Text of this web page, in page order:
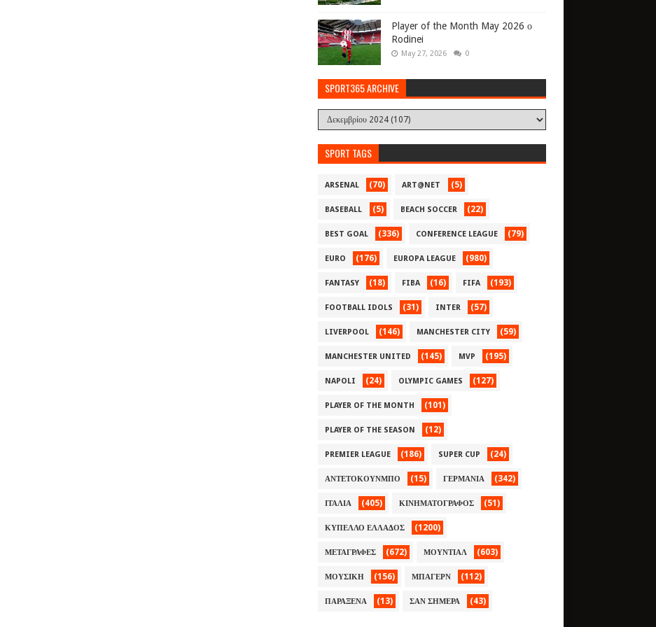
Player of the Month May 2026 ο
Rodinei
May 27, 2026 0
SPORT365 ARCHIVE
SPORT TAGS
ARSENAL (70) ART@NET (5)
BASEBALL (5) BEACH SOCCER (22)
BEST GOAL (336) CONFERENCE LEAGUE (79)
EURO (176) EUROPA LEAGUE (980)
FANTASY (18) FIBA (16) FIFA (193)
FOOTBALL IDOLS (31) INTER (57)
LIVERPOOL (146) MANCHESTER CITY (59)
MANCHESTER UNITED (145) MVP (195)
NAPOLI (24) OLYMPIC GAMES (127)
PLAYER OF THE MONTH (101)
PLAYER OF THE SEASON (12)
PREMIER LEAGUE (186) SUPER CUP (24)
ΑΝΤΕΤΟΚΟΥΝΜΠΟ (15) ΓΕΡΜΑΝΙΑ (342)
ΙΤΑΛΙΑ (405) ΚΙΝΗΜΑΤΟΓΡΑΦΟΣ (51)
ΚΥΠΕΛΛΟ ΕΛΛΑΔΟΣ (1200)
ΜΕΤΑΓΡΑΦΕΣ (672) ΜΟΥΝΤΙΑΛ (603)
ΜΟΥΣΙΚΗ (156) ΜΠΑΓΕΡΝ (112)
ΠΑΡΑΞΕΝΑ (13) ΣΑΝ ΣΗΜΕΡΑ (43)